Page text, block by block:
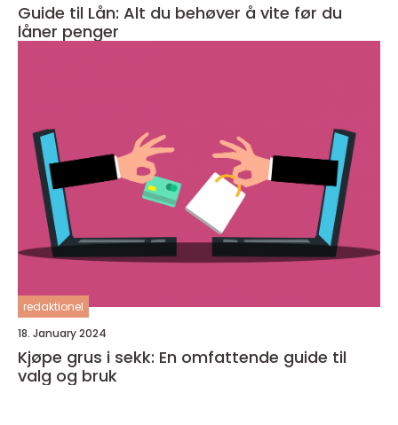
Guide til Lån: Alt du behøver å vite før du
låner penger
redaktionel
18. January 2024
Kjøpe grus i sekk: En omfattende guide til
valg og bruk